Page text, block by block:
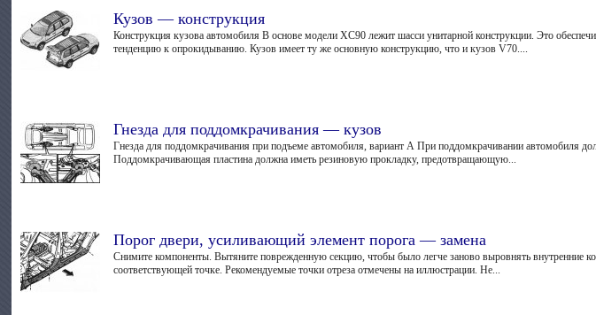
Кузов — конструкция
Конструкция кузова автомобиля В основе модели ХС90 лежит шасси унитарной конструкции. Это
тенденцию к опрокидыванию. Кузов имеет ту же основную конструкцию, что и кузов V70....
Гнезда для поддомкрачивания — кузов
Гнезда для поддомкрачивания при подъеме автомобиля, вариант А При поддомкрачивании автомобиля
Поддомкрачивающая пластина должна иметь резиновую прокладку, предотвращающую...
Порог двери, усиливающий элемент порога — замена
Снимите компоненты. Вытяните поврежденную секцию, чтобы было легче заново выровнять внутренние
соответствующей точке. Рекомендуемые точки отреза отмечены на иллюстрации. Не...